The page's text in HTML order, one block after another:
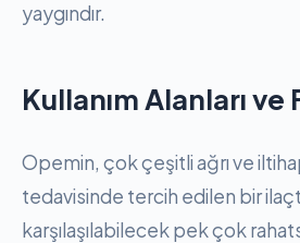
yaygındır.
Kullanım Alanları ve
Opemin, çok çeşitli ağrı ve
tedavisinde tercih edilen bir
karşılaşılabilecek pek çok